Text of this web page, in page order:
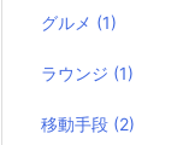
グルメ (1)
ラウンジ (1)
移動手段 (2)